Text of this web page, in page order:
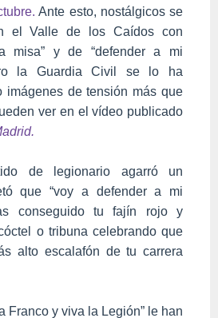
Ante esto, nostálgicos se
el Valle de los Caídos con
misa” y de “defender a mi
la Guardia Civil se lo ha
imágenes de tensión más que
ver en el vídeo publicado
de legionario agarró un
que “voy a defender a mi
conseguido tu fajín rojo y
o tribuna celebrando que
alto escalafón de tu carrera
Franco y viva la Legión” le han